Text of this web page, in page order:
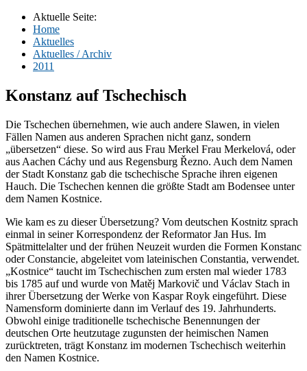
Aktuelle Seite:
Home
Aktuelles
Aktuelles / Archiv
2011
Konstanz auf Tschechisch
Die Tschechen übernehmen, wie auch andere Slawen, in vielen
Fällen Namen aus anderen Sprachen nicht ganz, sondern
„übersetzen“ diese. So wird aus Frau Merkel Frau Merkelová, oder
aus Aachen Cáchy und aus Regensburg Řezno. Auch dem Namen
der Stadt Konstanz gab die tschechische Sprache ihren eigenen
Hauch. Die Tschechen kennen die größte Stadt am Bodensee unter
dem Namen Kostnice.
Wie kam es zu dieser Übersetzung? Vom deutschen Kostnitz sprach
einmal in seiner Korrespondenz der Reformator Jan Hus. Im
Spätmittelalter und der frühen Neuzeit wurden die Formen Konstanc
oder Constancie, abgeleitet vom lateinischen Constantia, verwendet.
„Kostnice“ taucht im Tschechischen zum ersten mal wieder 1783
bis 1785 auf und wurde von Matěj Markovič und Václav Stach in
ihrer Übersetzung der Werke von Kaspar Royk eingeführt. Diese
Namensform dominierte dann im Verlauf des 19. Jahrhunderts.
Obwohl einige traditionelle tschechische Benennungen der
deutschen Orte heutzutage zugunsten der heimischen Namen
zurücktreten, trägt Konstanz im modernen Tschechisch weiterhin
den Namen Kostnice.